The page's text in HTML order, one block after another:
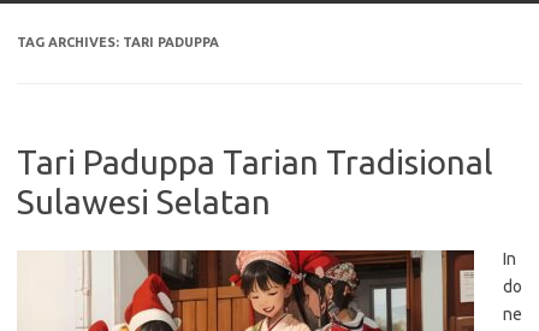
TAG ARCHIVES: TARI PADUPPA
Tari Paduppa Tarian Tradisional
Sulawesi Selatan
In
do
ne